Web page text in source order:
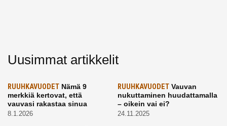
Uusimmat artikkelit
RUUHKAVUODET Nämä 9
merkkiä kertovat, että
vauvasi rakastaa sinua
8.1.2026
RUUHKAVUODETVauvan
nukuttaminen huudattamalla
– oikein vai ei?
24.11.2025